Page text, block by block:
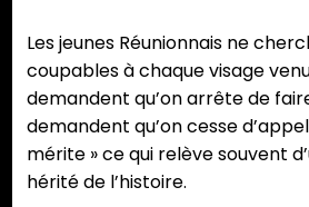
Les jeunes Réunionnais ne
coupables à chaque visage
demandent qu’on arrête de
demandent qu’on cesse
mérite » ce qui relève souvent
hérité de l’histoire.